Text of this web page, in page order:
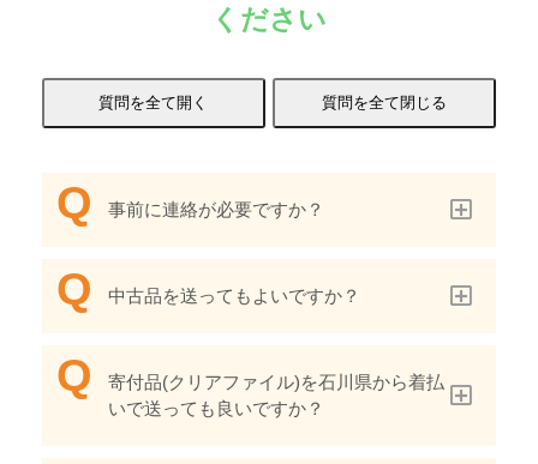
ください
事前に連絡が必要ですか？
中古品を送ってもよいですか？
寄付品(クリアファイル)を石川県から着払
いで送っても良いですか？